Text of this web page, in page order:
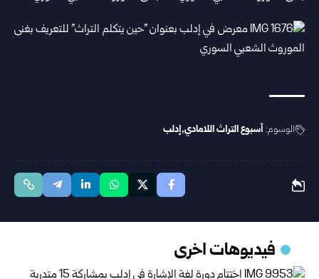
الوسوم: أسبوع التراث اللامادي إدلب
فيديوهات اخرى